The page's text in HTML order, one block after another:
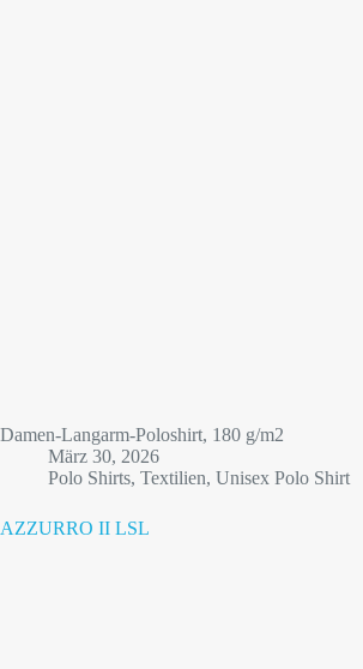
Damen-Langarm-Poloshirt, 180 g/m2
März 30, 2026
Polo Shirts, Textilien, Unisex Polo Shirt
AZZURRO II LSL